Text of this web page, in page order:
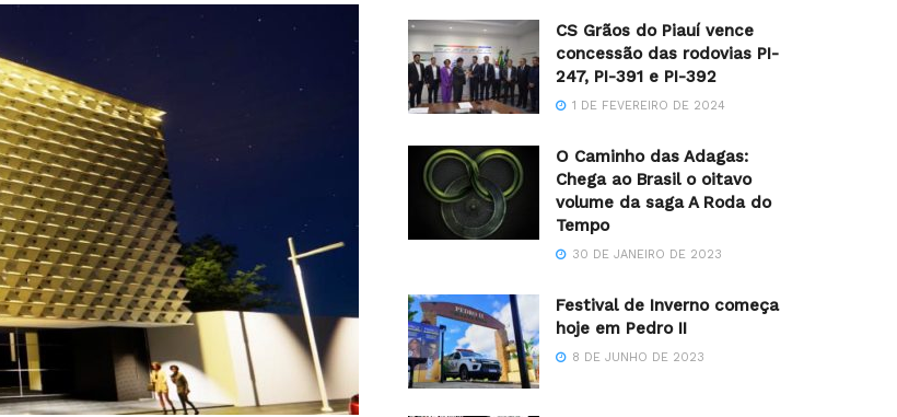
CS Grãos do Piauí vence
concessão das rodovias PI-
247, PI-391 e PI-392
1 DE FEVEREIRO DE 2024
O Caminho das Adagas:
Chega ao Brasil o oitavo
volume da saga A Roda do
Tempo
30 DE JANEIRO DE 2023
Festival de Inverno começa
hoje em Pedro II
8 DE JUNHO DE 2023